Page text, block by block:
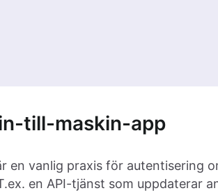
till-maskin-app
en vanlig praxis för autentisering
en API-tjänst som uppdaterar